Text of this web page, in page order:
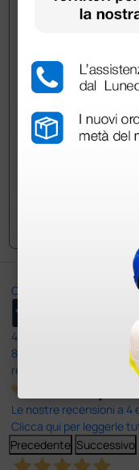
Hai ancora
Invia ora la tua
acquistato questo
Ottimo
4,6
8.330
recensioni
Le nostre recensioni a 4
Clicca qui per leggerle
Precedente Successivo